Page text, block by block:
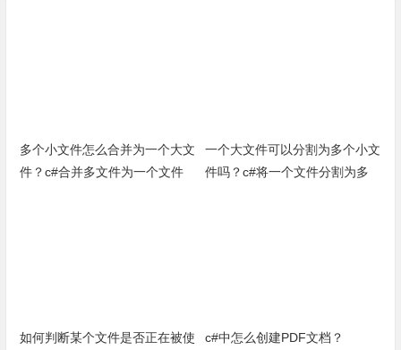
多个小文件怎么合并为一个大文
件？c#合并多文件为一个文件
一个大文件可以分割为多个小文
件吗？c#将一个文件分割为多
如何判断某个文件是否正在被使
c#中怎么创建PDF文档？